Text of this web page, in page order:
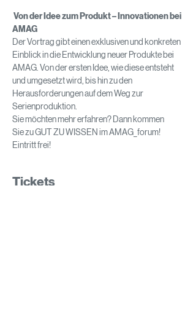
Von der Idee zum Produkt – Innovationen bei
AMAG
Der Vortrag gibt einen exklusiven und konkreten
Einblick in die Entwicklung neuer Produkte bei
AMAG. Von der ersten Idee, wie diese entsteht
und umgesetzt wird, bis hin zu den
Herausforderungen auf dem Weg zur
Serienproduktion.
Sie möchten mehr erfahren? Dann kommen
Sie zu GUT ZU WISSEN im AMAG_forum!
Eintritt frei!
Tickets